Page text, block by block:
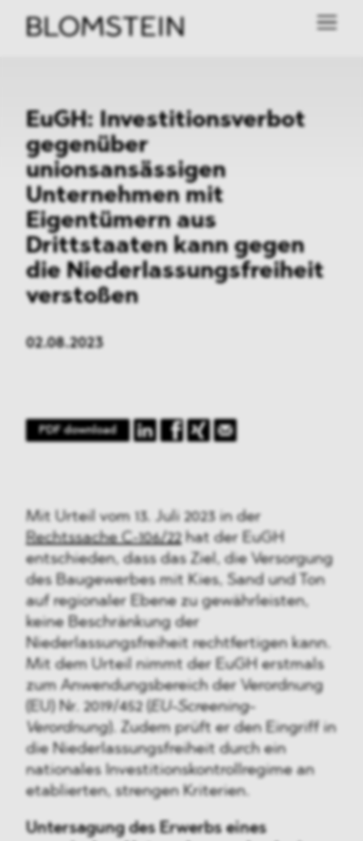
EuGH: Investitionsverbot
gegenüber
unionsansässigen
Unternehmen mit
Eigentümern aus
Drittstaaten kann gegen
die Niederlassungsfreiheit
verstoßen
02.08.2023
PDF download
Mit Urteil vom 13. Juli 2023 in der
Rechtssache C-106/22hat der EuGH
entschieden, dass das Ziel, die Versorgung
des Baugewerbes mit Kies, Sand und Ton
auf regionaler Ebene zu gewährleisten,
keine Beschränkung der
Niederlassungsfreiheit rechtfertigen kann.
Mit dem Urteil nimmt der EuGH erstmals
zum Anwendungsbereich der Verordnung
(EU) Nr. 2019/452 (
EU-Screening-
Verordnung ). Zudem prüft er den Eingriff in
die Niederlassungsfreiheit durch ein
nationales Investitionskontrollregime an
etablierten, strengen Kriterien.
Untersagung des Erwerbs eines